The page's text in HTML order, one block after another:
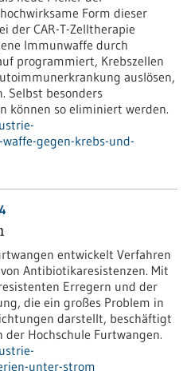
Form dieser
der CAR-T-Zelltherapie
Immunwaffe durch
programmiert, Krebszellen
auslösen,
Selbst besonders
können so eliminiert werden.
gegen-krebs-und-
entwickelt Verfahren
Antibiotikaresistenzen. Mit
Erregern und der
die ein großes Problem in
darstellt, beschäftigt
Hochschule Furtwangen.
unter-strom